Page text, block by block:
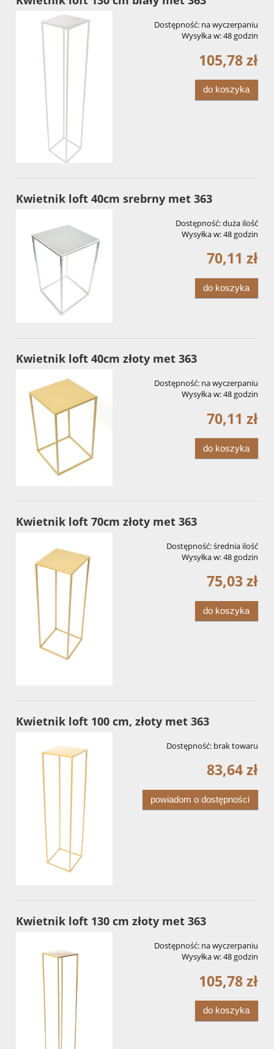
Dostępność: na wyczerpaniu
Wysyłka w:48 godzin
105,78 zł
do koszyka
Kwietnik loft 40cm srebrny met 363
Dostępność:duża ilość
Wysyłka w:48 godzin
70,11 zł
do koszyka
Kwietnik loft 40cm złoty met 363
Dostępność: na wyczerpaniu
Wysyłka w:48 godzin
70,11 zł
do koszyka
Kwietnik loft 70cm złoty met 363
Dostępność:średnia ilość
Wysyłka w:48 godzin
75,03 zł
do koszyka
Kwietnik loft 100 cm, złoty met 363
Dostępność: brak towaru
83,64 zł
powiadom o dostępności
Kwietnik loft 130 cm złoty met 363
Dostępność: na wyczerpaniu
Wysyłka w:48 godzin
105,78 zł
do koszyka